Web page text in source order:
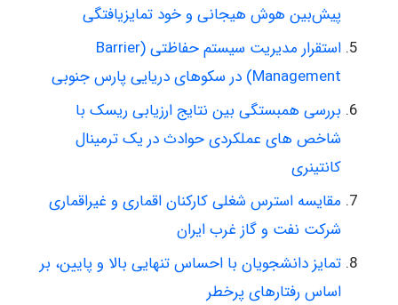
پیش‌بین هوش هیجانی و خود تمایزیافتگی
استقرار مدیریت سیستم حفاظتی (Barrier
Management) در سکوهای دریایی پارس جنوبی
بررسی همبستگی بین نتایج ارزیابی ریسک با
شاخص های عملکردی حوادث در یک ترمینال
کانتینری
مقایسه استرس شغلی کارکنان اقماری و غیراقماری
شرکت نفت و گاز غرب ایران
تمایز دانشجویان با احساس تنهایی بالا و پایین، بر
اساس رفتارهای پرخطر